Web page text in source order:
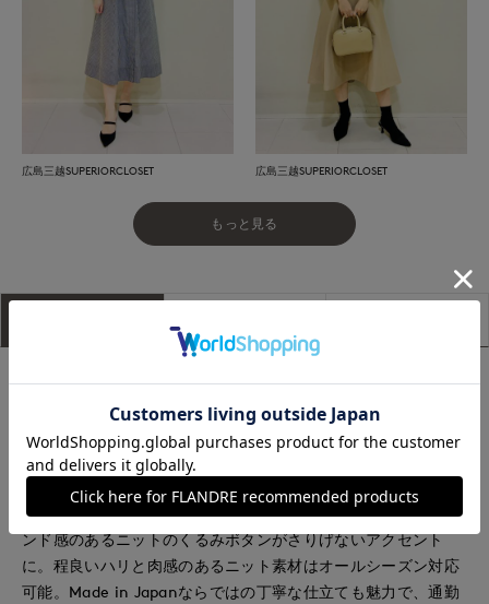
広島三越SUPERIORCLOSET 広島三越SUPERIORCLOSET
もっと見る
■デザイン
すっきりとしたコンパクトな身頃に、ほんのりとボリュームを
持たせた袖が絶妙なバランスのニットジャケット。どんなワン
ピースの上にも羽織りやすいよう、計算されたシルエットにこ
だわった一枚です。短め丈とコンパクトなネックラインで、き
ちんと感のあるジャケットライクな着こなしが叶います。トレ
ンド感のあるニットのくるみボタンがさりげないアクセント
に。程良いハリと肉感のあるニット素材はオールシーズン対応
可能。Made in Japanならではの丁寧な仕立ても魅力で、通勤